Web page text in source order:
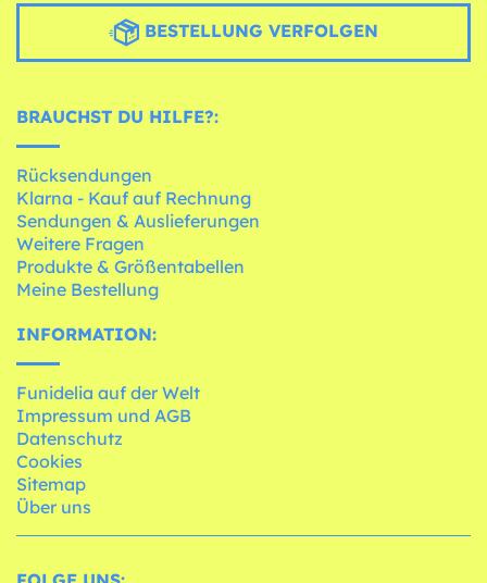
BESTELLUNG VERFOLGEN
BRAUCHST DU HILFE?:
Rücksendungen
Klarna - Kauf auf Rechnung
Sendungen & Auslieferungen
Weitere Fragen
Produkte & Größentabellen
Meine Bestellung
INFORMATION:
Funidelia auf der Welt
Impressum und AGB
Datenschutz
Cookies
Sitemap
Über uns